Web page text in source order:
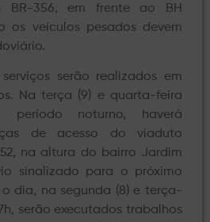
BR-356, em frente ao BH
os veículos pesados devem
serão realizados em
Na terça (9) e quarta-feira
período noturno, haverá
de acesso do viaduto
na altura do bairro Jardim
sinalizado para o próximo
dia, na segunda (8) e terça-
serão executados trabalhos